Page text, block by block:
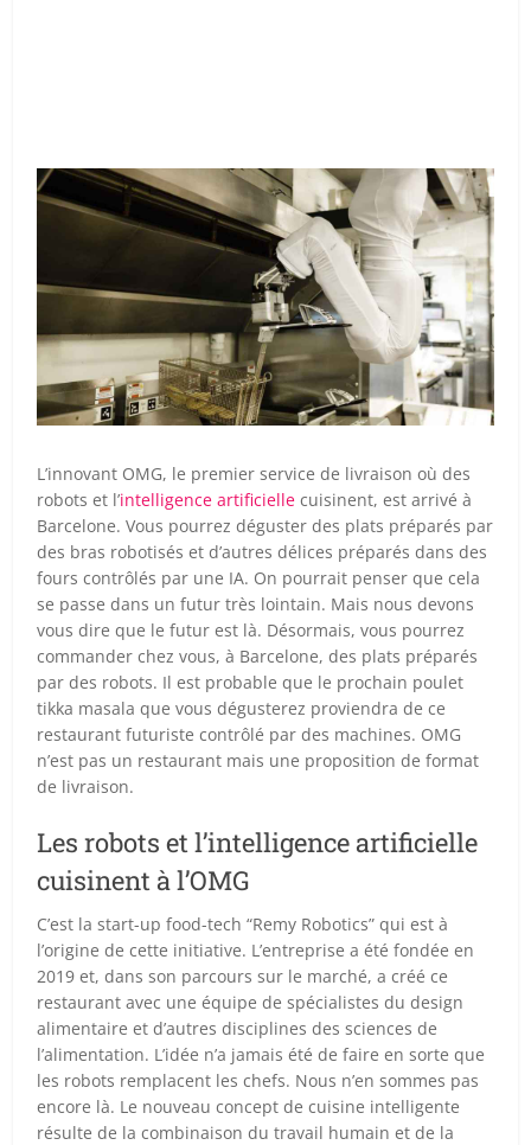
L’innovant OMG, le premier service de livraison où des
robots et l’intelligence artificielle cuisinent, est arrivé à
Barcelone. Vous pourrez déguster des plats préparés par
des bras robotisés et d’autres délices préparés dans des
fours contrôlés par une IA. On pourrait penser que cela
se passe dans un futur très lointain. Mais nous devons
vous dire que le futur est là. Désormais, vous pourrez
commander chez vous, à Barcelone, des plats préparés
par des robots. Il est probable que le prochain poulet
tikka masala que vous dégusterez proviendra de ce
restaurant futuriste contrôlé par des machines. OMG
n’est pas un restaurant mais une proposition de format
de livraison.
Les robots et l’intelligence artificielle
cuisinent à l’OMG
C’est la start-up food-tech “Remy Robotics” qui est à
l’origine de cette initiative. L’entreprise a été fondée en
2019 et, dans son parcours sur le marché, a créé ce
restaurant avec une équipe de spécialistes du design
alimentaire et d’autres disciplines des sciences de
l’alimentation. L’idée n’a jamais été de faire en sorte que
les robots remplacent les chefs. Nous n’en sommes pas
encore là. Le nouveau concept de cuisine intelligente
résulte de la combinaison du travail humain et de la